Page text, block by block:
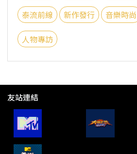
泰流前線 新作發行 音樂時尚
人物專訪
友站連結